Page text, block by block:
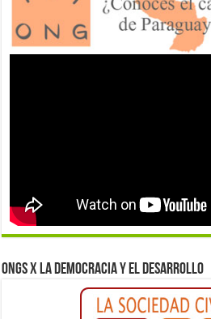
ONGs x la democracia y el desarrollo